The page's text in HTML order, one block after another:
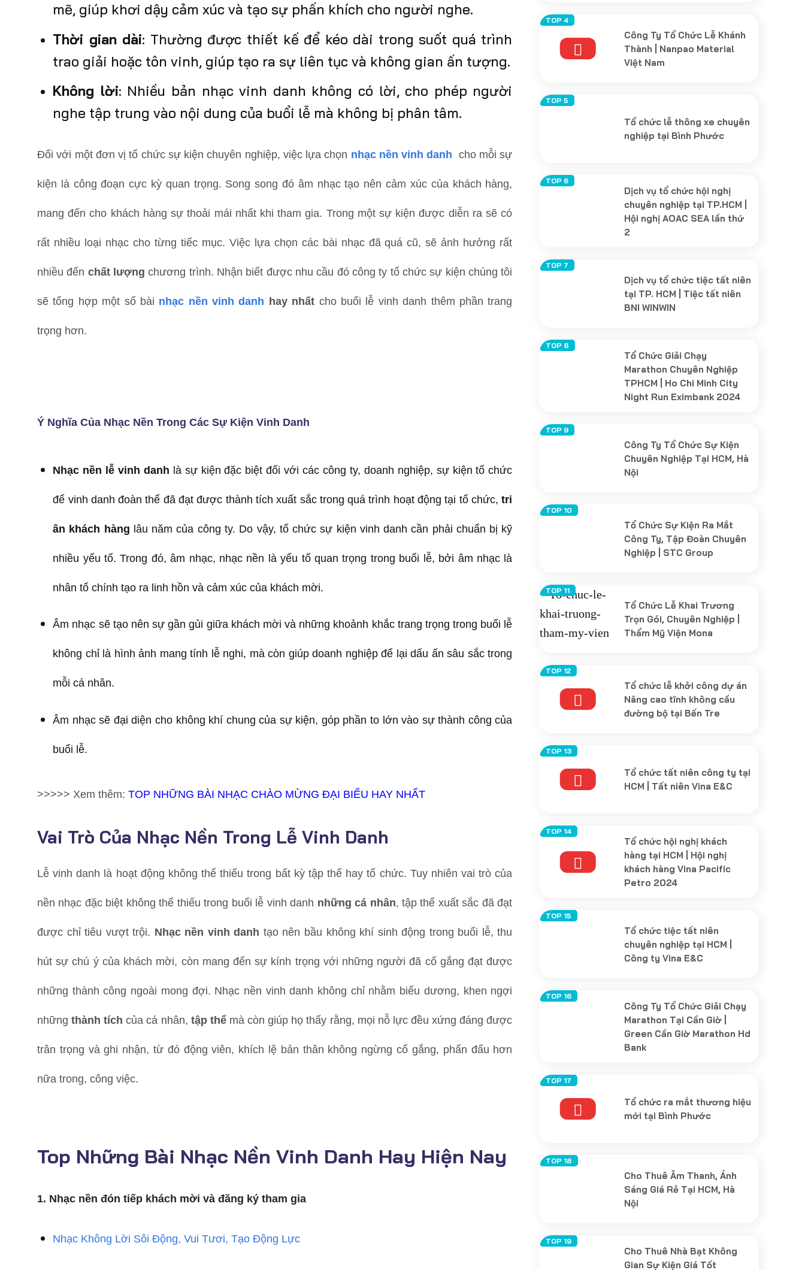
mẽ, giúp khơi dậy cảm xúc và tạo sự phấn khích cho người nghe.
Thời gian dài: Thường được thiết kế để kéo dài trong suốt quá trình
trao giải hoặc tôn vinh, giúp tạo ra sự liên tục và không gian ấn tượng.
Không lời: Nhiều bản nhạc vinh danh không có lời, cho phép người
nghe tập trung vào nội dung của buổi lễ mà không bị phân tâm.
Đối với một đơn vị tổ chức sự kiện chuyên nghiệp, việc lựa chọn nhạc nền vinh danh cho mỗi sự
kiện là công đoạn cực kỳ quan trọng. Song song đó âm nhạc tạo nên cảm xúc của khách hàng,
mang đến cho khách hàng sự thoải mái nhất khi tham gia. Trong một sự kiện được diễn ra sẽ có
rất nhiều loại nhạc cho từng tiếc mục. Việc lựa chọn các bài nhạc đã quá cũ, sẽ ảnh hưởng rất
nhiều đến chất lượng chương trình. Nhận biết được nhu cầu đó công ty tổ chức sự kiện chúng tôi
sẽ tổng hợp một số bài nhạc nền vinh danh hay nhất cho buổi lễ vinh danh thêm phần trang
trọng hơn.
Ý Nghĩa Của Nhạc Nền Trong Các Sự Kiện Vinh Danh
Nhạc nền lễ vinh danh là sự kiện đặc biệt đối với các công ty, doanh nghiệp, sự kiện tổ chức
để vinh danh đoàn thể đã đạt được thành tích xuất sắc trong quá trình hoạt động tại tổ chức,tri
ân khách hàng lâu năm của công ty. Do vậy, tổ chức sự kiện vinh danh cần phải chuẩn bị kỹ
nhiều yếu tố. Trong đó, âm nhạc, nhạc nền là yếu tố quan trọng trong buổi lễ, bởi âm nhạc là
nhân tố chính tạo ra linh hồn và cảm xúc của khách mời.
Âm nhạc sẽ tạo nên sự gần gủi giữa khách mời và những khoảnh khắc trang trọng trong buổi lễ
không chỉ là hình ảnh mang tính lễ nghi, mà còn giúp doanh nghiệp để lại dấu ấn sâu sắc trong
mỗi cá nhân.
Âm nhạc sẽ đại diện cho không khí chung của sự kiện, góp phần to lớn vào sự thành công của
buổi lễ.
>>>>> Xem thêm: TOP NHỮNG BÀI NHẠC CHÀO MỪNG ĐẠI BIỂU HAY NHẤT
Vai Trò Của Nhạc Nền Trong Lễ Vinh Danh
Lễ vinh danh là hoạt động không thể thiếu trong bất kỳ tập thể hay tổ chức. Tuy nhiên vai trò của
nền nhạc đặc biệt không thể thiếu trong buổi lễ vinh danh những cá nhân, tập thể xuất sắc đã đạt
được chỉ tiêu vượt trội. Nhạc nền vinh danh tạo nên bầu không khí sinh động trong buổi lễ, thu
hút sự chú ý của khách mời, còn mang đến sự kính trọng với những người đã cố gắng đạt được
những thành công ngoài mong đợi. Nhạc nền vinh danh không chỉ nhằm biểu dương, khen ngợi
nhữngthành tích của cá nhân, tập thểmà còn giúp họ thấy rằng, mọi nỗ lực đều xứng đáng được
trân trọng và ghi nhận, từ đó động viên, khích lệ bản thân không ngừng cố gắng, phấn đấu hơn
nữa trong, công việc.
Top Những Bài Nhạc Nền Vinh Danh Hay Hiện Nay
1. Nhạc nền đón tiếp khách mời và đăng ký tham gia
Nhạc Không Lời Sôi Động, Vui Tươi, Tạo Động Lực
Công Ty Tổ Chức Lễ Khánh
Thành | Nanpao Material
Việt Nam
Tổ chức lễ thông xe chuyên
nghiệp tại Bình Phước
Dịch vụ tổ chức hội nghị
chuyên nghiệp tại TP.HCM |
Hội nghị AOAC SEA lần thứ
2
Dịch vụ tổ chức tiệc tất niên
tại TP. HCM | Tiệc tất niên
BNI WINWIN
Tổ Chức Giải Chạy
Marathon Chuyên Nghiệp
TPHCM | Ho Chi Minh City
Night Run Eximbank 2024
Công Ty Tổ Chức Sự Kiện
Chuyên Nghiệp Tại HCM, Hà
Nội
Tổ Chức Sự Kiện Ra Mắt
Công Ty, Tập Đoàn Chuyên
Nghiệp | STC Group
Tổ Chức Lễ Khai Trương
Trọn Gói, Chuyên Nghiệp |
Thẩm Mỹ Viện Mona
Tổ chức lễ khởi công dự án
Nâng cao tĩnh không cầu
đường bộ tại Bến Tre
Tổ chức tất niên công ty tại
HCM | Tất niên Vina E&C
Tổ chức hội nghị khách
hàng tại HCM | Hội nghị
khách hàng Vina Pacific
Petro 2024
Tổ chức tiệc tất niên
chuyên nghiệp tại HCM |
Công ty Vina E&C
Công Ty Tổ Chức Giải Chạy
Marathon Tại Cần Giờ |
Green Cần Giờ Marathon Hd
Bank
Tổ chức ra mắt thương hiệu
mới tại Bình Phước
Cho Thuê Âm Thanh, Ánh
Sáng Giá Rẻ Tại HCM, Hà
Nội
Cho Thuê Nhà Bạt Không
Gian Sự Kiện Giá Tốt